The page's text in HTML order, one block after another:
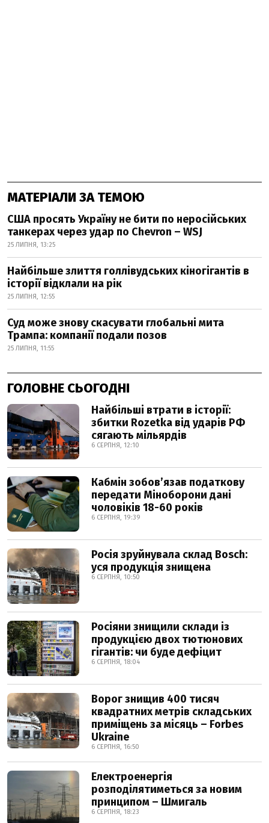
МАТЕРІАЛИ ЗА ТЕМОЮ
США просять Україну не бити по неросійських
танкерах через удар по Chevron – WSJ
25 ЛИПНЯ, 13:25
Найбільше злиття голлівудських кіногігантів в
історії відклали на рік
25 ЛИПНЯ, 12:55
Суд може знову скасувати глобальні мита
Трампа: компанії подали позов
25 ЛИПНЯ, 11:55
ГОЛОВНЕ СЬОГОДНІ
Найбільші втрати в історії:
збитки Rozetka від ударів РФ
сягають мільярдів
6 СЕРПНЯ, 12:10
Кабмін зобовʼязав податкову
передати Міноборони дані
чоловіків 18-60 років
6 СЕРПНЯ, 19:39
Росія зруйнувала склад Bosch:
уся продукція знищена
6 СЕРПНЯ, 10:50
Росіяни знищили склади із
продукцією двох тютюнових
гігантів: чи буде дефіцит
6 СЕРПНЯ, 18:04
Ворог знищив 400 тисяч
квадратних метрів складських
приміщень за місяць – Forbes
Ukraine
6 СЕРПНЯ, 16:50
Електроенергія
розподілятиметься за новим
принципом – Шмигаль
6 СЕРПНЯ, 18:23